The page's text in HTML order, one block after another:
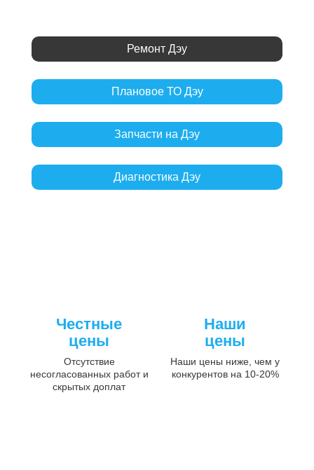
Ремонт Дэу
Плановое ТО Дэу
Запчасти на Дэу
Диагностика Дэу
Честные
цены
Отсутствие
несогласованных работ и
скрытых доплат
Наши
цены
Наши цены ниже, чем у
конкурентов на 10-20%